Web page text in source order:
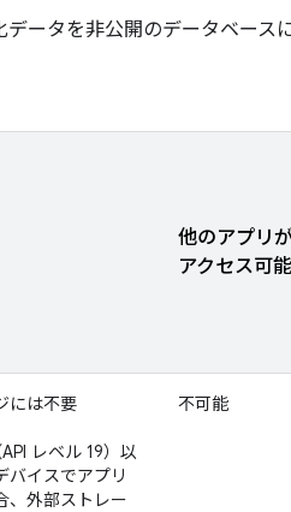
ータを非公開のデータベースに
他のアプリ
アクセス可能
には不要
レベル 19）以
バイスでアプリ
、外部ストレー
不可能